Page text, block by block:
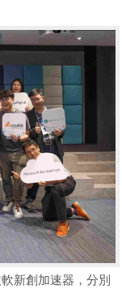
新創加速器，分別